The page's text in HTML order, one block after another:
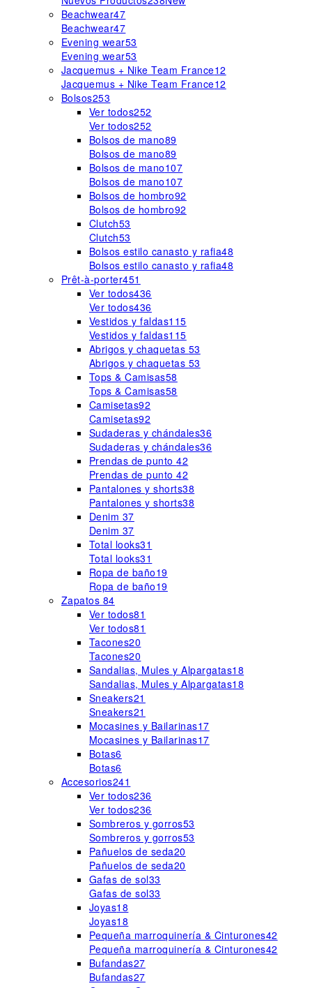
Beachwear47
Beachwear47
Evening wear53
Evening wear53
Jacquemus + Nike Team France12
Jacquemus + Nike Team France12
Bolsos253
Ver todos252
Ver todos252
Bolsos de mano89
Bolsos de mano89
Bolsos de mano107
Bolsos de mano107
Bolsos de hombro92
Bolsos de hombro92
Clutch53
Clutch53
Bolsos estilo canasto y rafia48
Bolsos estilo canasto y rafia48
Prêt-à-porter451
Ver todos436
Ver todos436
Vestidos y faldas115
Vestidos y faldas115
Abrigos y chaquetas 53
Abrigos y chaquetas 53
Tops & Camisas58
Tops & Camisas58
Camisetas92
Camisetas92
Sudaderas y chándales36
Sudaderas y chándales36
Prendas de punto42
Prendas de punto42
Pantalones y shorts38
Pantalones y shorts38
Denim 37
Denim 37
Total looks31
Total looks31
Ropa de baño19
Ropa de baño19
Zapatos 84
Ver todos81
Ver todos81
Tacones20
Tacones20
Sandalias, Mules y Alpargatas18
Sandalias, Mules y Alpargatas18
Sneakers21
Sneakers21
Mocasines y Bailarinas17
Mocasines y Bailarinas17
Botas6
Botas6
Accesorios241
Ver todos236
Ver todos236
Sombreros y gorros53
Sombreros y gorros53
Pañuelos de seda20
Pañuelos de seda20
Gafas de sol33
Gafas de sol33
Joyas18
Joyas18
Pequeña marroquinería & Cinturones42
Pequeña marroquinería & Cinturones42
Bufandas27
Bufandas27